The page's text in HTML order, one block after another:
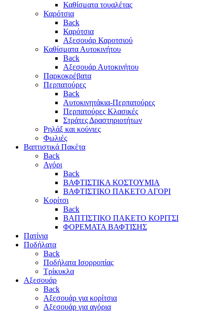
Καθίσματα τουαλέτας
Καρότσια
Back
Καρότσια
Αξεσουάρ Καροτσιού
Καθίσματα Αυτοκινήτου
Back
Αξεσουάρ Αυτοκινήτου
Παρκοκρέβατα
Περπατούρες
Back
Αυτοκινητάκια-Περπατούρες
Περπατούρες Κλασικές
Στράτες Δραστηριοτήτων
Ρηλάξ και κούνιες
Φωλιές
Βαπτιστικά Πακέτα
Back
Αγόρι
Back
ΒΑΦΤΙΣΤΙΚΑ ΚΟΣΤΟΥΜΙΑ
ΒΑΦΤΙΣΤΙΚΟ ΠΑΚΕΤΟ ΑΓΟΡΙ
Κορίτσι
Back
ΒΑΠΤΙΣΤΙΚΟ ΠΑΚΕΤΟ ΚΟΡΙΤΣΙ
ΦΟΡΕΜΑΤΑ ΒΑΦΤΙΣΗΣ
Πατίνια
Ποδήλατα
Back
Ποδήλατα Ισορροπίας
Τρίκυκλα
Αξεσουάρ
Back
Αξεσουάρ για κορίτσια
Αξεσουάρ για αγόρια